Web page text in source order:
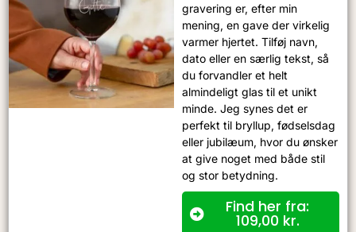
gravering er, efter min
mening, en gave der virkelig
varmer hjertet. Tilføj navn,
dato eller en særlig tekst, så
du forvandler et helt
almindeligt glas til et unikt
minde. Jeg synes det er
perfekt til bryllup, fødselsdag
eller jubilæum, hvor du ønsker
at give noget med både stil
og stor betydning.
Find her fra:
109,00 kr.